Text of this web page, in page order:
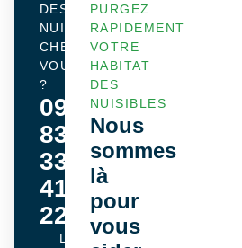
DES
NUISIBLES
CHEZ
VOUS
?
09
83
33
41
22
Lundi -
PURGEZ
RAPIDEMENT
VOTRE
HABITAT
DES
NUISIBLES
Nous
sommes
là
pour
vous